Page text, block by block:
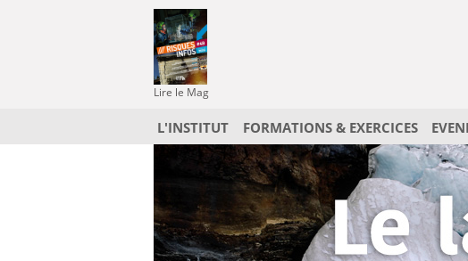
Lire le Mag
L'INSTITUT FORMATIONS & EXERCICES